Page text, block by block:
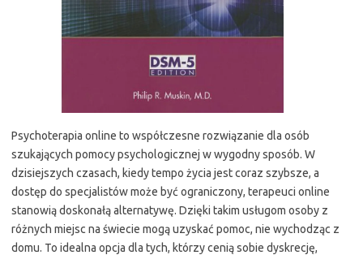
Psychoterapia online to współczesne rozwiązanie dla osób
szukających pomocy psychologicznej w wygodny sposób. W
dzisiejszych czasach, kiedy tempo życia jest coraz szybsze, a
dostęp do specjalistów może być ograniczony, terapeuci online
stanowią doskonałą alternatywę. Dzięki takim usługom osoby z
różnych miejsc na świecie mogą uzyskać pomoc, nie wychodząc z
domu. To idealna opcja dla tych, którzy cenią sobie dyskrecję,